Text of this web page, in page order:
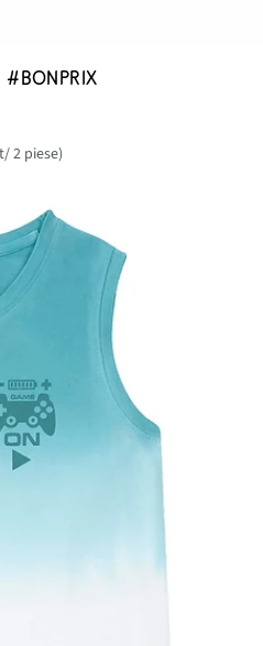
#BONPRIX
2 piese)